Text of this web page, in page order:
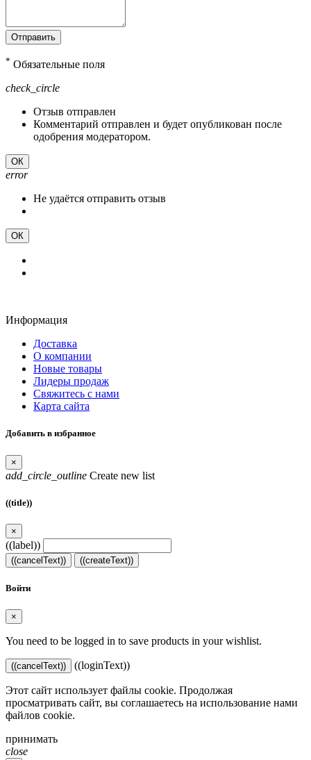
Отправить
* Обязательные поля
check_circle
Отзыв отправлен
Комментарий отправлен и будет опубликован после
одобрения модератором.
ОК
error
Не удаётся отправить отзыв
ОК
Информация
Доставка
О компании
Новые товары
Лидеры продаж
Свяжитесь с нами
Карта сайта
Добавить в избранное
×
add_circle_outline Create new list
((title))
×
((label))
((cancelText)) ((createText))
Войти
×
You need to be logged in to save products in your wishlist.
((cancelText)) ((loginText))
Этот сайт использует файлы cookie. Продолжая
просматривать сайт, вы соглашаетесь на использование нами
файлов cookie.
принимать
close